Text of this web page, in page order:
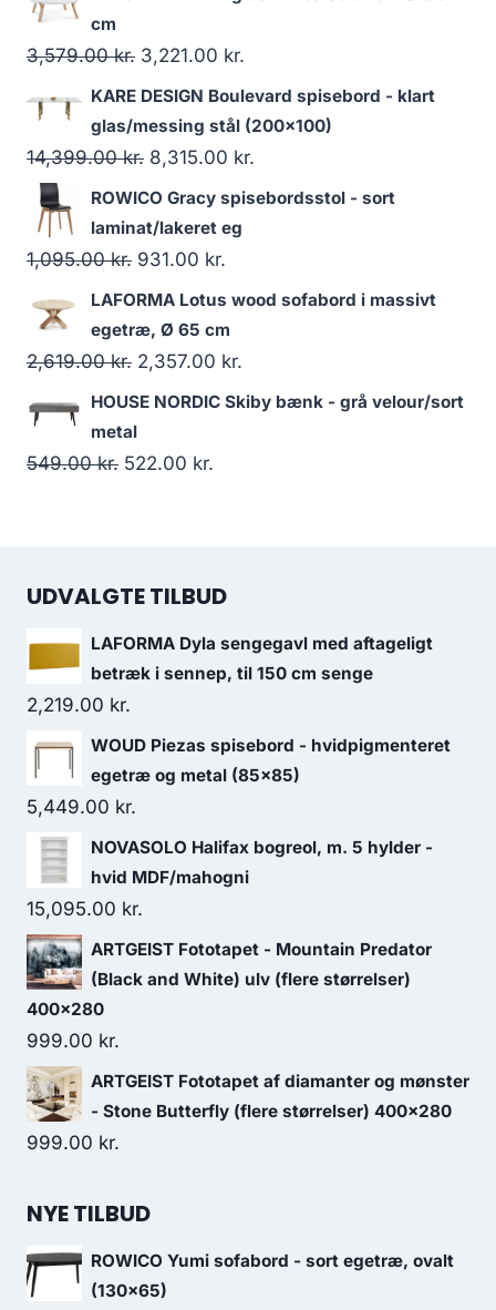
cm
3,579.00kr. 3,221.00 kr.
KARE DESIGN Boulevard spisebord - klart
glas/messing stål (200x100)
14,399.00kr. 8,315.00 kr.
ROWICO Gracy spisebordsstol - sort
laminat/lakeret eg
1,095.00kr. 931.00 kr.
LAFORMA Lotus wood sofabord i massivt
egetræ, Ø 65 cm
2,619.00kr. 2,357.00 kr.
HOUSE NORDIC Skiby bænk - grå velour/sort
metal
549.00kr. 522.00 kr.
UDVALGTE TILBUD
LAFORMA Dyla sengegavl med aftageligt
betræk i sennep, til 150 cm senge
2,219.00 kr.
WOUD Piezas spisebord - hvidpigmenteret
egetræ og metal (85x85)
5,449.00 kr.
NOVASOLO Halifax bogreol, m. 5 hylder -
hvid MDF/mahogni
15,095.00 kr.
ARTGEIST Fototapet - Mountain Predator
(Black and White) ulv (flere størrelser)
400x280
999.00 kr.
ARTGEIST Fototapet af diamanter og mønster
- Stone Butterfly (flere størrelser) 400x280
999.00 kr.
NYE TILBUD
ROWICO Yumi sofabord - sort egetræ, ovalt
(130x65)